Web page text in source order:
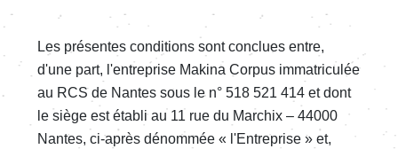
Les présentes conditions sont conclues entre,
d'une part, l'entreprise Makina Corpus immatriculée
au RCS de Nantes sous le n° 518 521 414 et dont
le siège est établi au 11 rue du Marchix – 44000
Nantes, ci-après dénommée « l'Entreprise » et,